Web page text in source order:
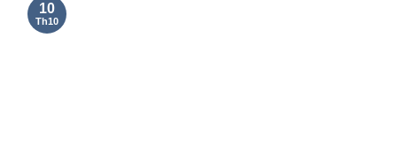
10
Th10